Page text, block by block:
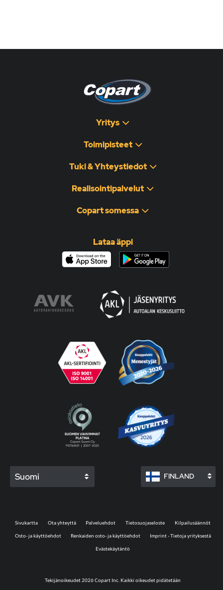
Yritys
Toimipisteet
Tuki & Yhteystiedot
Realisointipalvelut
Copart somessa
Lataa äppi
Suomi FINLAND
Tekijänoikeudet 2026 Copart Inc. Kaikki oikeudet pidätetään
Sivukartta Ota yhteyttä Palveluehdot Tietosuojaseloste Kilpailusäännöt
Osto- ja käyttöehdot Renkaiden osto- ja käyttöehdot Imprint - Tietoja yrityksestä
Evästekäytäntö